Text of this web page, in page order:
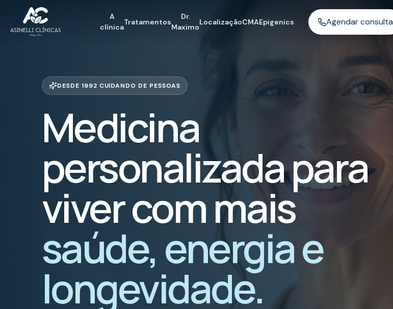
A
clínica
Tratamentos
Dr.
Maximo
LocalizaçãoCMAEpigenics Agendar consulta
DESDE 1992 CUIDANDO DE PESSOAS
Medicina
personalizada para
viver com mais
saúde, energia e
longevidade.